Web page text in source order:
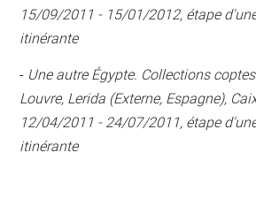
15/09/2011 - 15/01/2012, étape
itinérante
- Une autre Égypte. Collections
Louvre, Lerida (Externe, Espagne),
12/04/2011 - 24/07/2011, étape
itinérante